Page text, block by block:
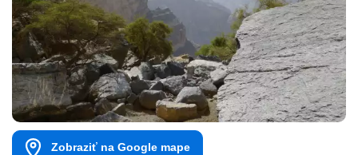
Zobraziť na Google mape